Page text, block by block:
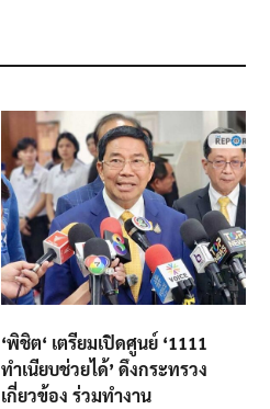
‘พิชิต‘ เตรียมเปิดศูนย์ ‘1111
ทำเนียบช่วยได้’ ดึงกระทรวง
เกี่ยวข้อง ร่วมทำงาน